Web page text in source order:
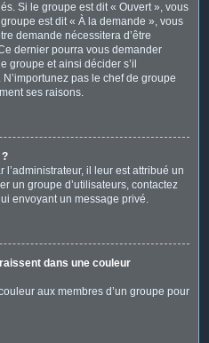
Si le groupe est dit « Ouvert », vous
est dit « À la demande », vous
demande nécessitera d’être
dernier pourra vous demander
groupe et ainsi décider s’il
pas le chef de groupe
ses raisons.
il leur est attribué un
un groupe d’utilisateurs, contactez
envoyant un message privé.
dans une couleur
aux membres d’un groupe pour